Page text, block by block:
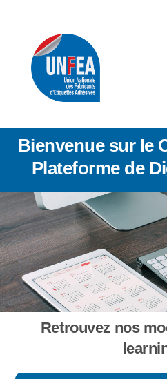
Bienvenue sur le
Plateforme de
Retrouvez nos